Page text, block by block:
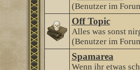
(Benutzer im
Off Topic
Alles was sonst
(Benutzer im
Spamarea
Wenn ihr etwas